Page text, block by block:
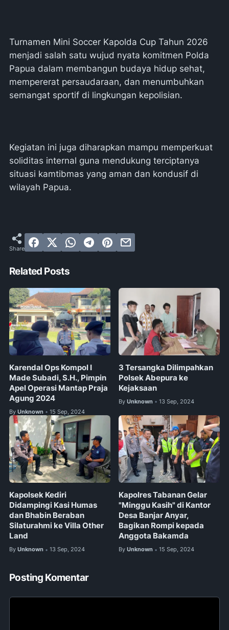
Turnamen Mini Soccer Kapolda Cup Tahun 2026
menjadi salah satu wujud nyata komitmen Polda
Papua dalam membangun budaya hidup sehat,
mempererat persaudaraan, dan menumbuhkan
semangat sportif di lingkungan kepolisian.
Kegiatan ini juga diharapkan mampu memperkuat
soliditas internal guna mendukung terciptanya
situasi kamtibmas yang aman dan kondusif di
wilayah Papua.
Related Posts
Karendal Ops Kompol I
Made Subadi, S.H., Pimpin
Apel Operasi Mantap Praja
Agung 2024
By Unknown • 15 Sep, 2024
3 Tersangka Dilimpahkan
Polsek Abepura ke
Kejaksaan
By Unknown • 13 Sep, 2024
Kapolsek Kediri
Didampingi Kasi Humas
dan Bhabin Beraban
Silaturahmi ke Villa Other
Land
By Unknown • 13 Sep, 2024
Kapolres Tabanan Gelar
"Minggu Kasih" di Kantor
Desa Banjar Anyar,
Bagikan Rompi kepada
Anggota Bakamda
By Unknown • 15 Sep, 2024
Posting Komentar